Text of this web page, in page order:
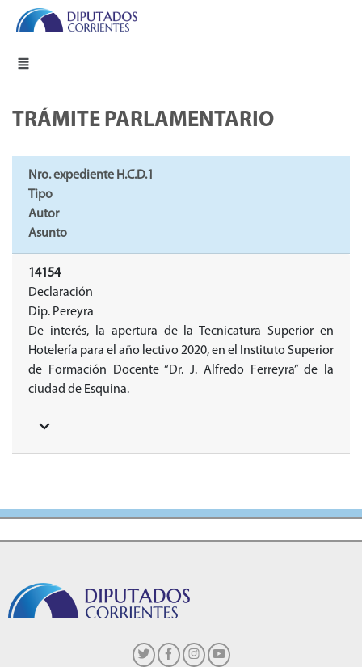
TRÁMITE PARLAMENTARIO
Nro. expediente H.C.D.1
Tipo
Autor
Asunto
14154
Declaración
Dip. Pereyra
De interés, la apertura de la Tecnicatura Superior en
Hotelería para el año lectivo 2020, en el Instituto Superior
de Formación Docente “Dr. J. Alfredo Ferreyra” de la
ciudad de Esquina.